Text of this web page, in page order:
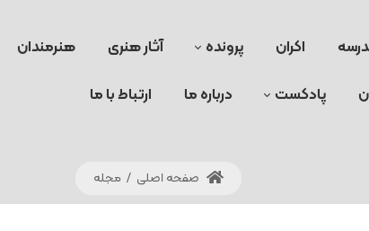
اکران پرونده آثار هنری هنرمندان
پادکست درباره ما ارتباط با ما
صفحه اصلی / مجله